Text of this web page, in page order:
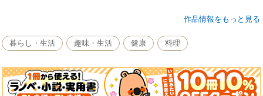
とるだけで脳の血流がよくなる、免疫力もアップする魔法のオイル、それ
ン」。ただし、アホエンはニンニクをそのまま食べてもとれません。ニン
ニクにひと手間加えた「ニンニク油」にすることで、はじめてとることが
いしくとるレシピを紹介した、脳と体を元気にするヒントが満載の一冊。
作品情報をもっと見る
暮らし・生活 趣味・生活 健康 料理